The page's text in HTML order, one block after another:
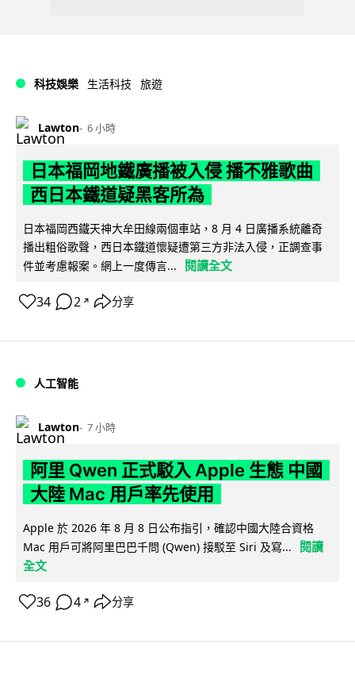
科技娛樂 生活科技 旅遊
Lawton 6 小時
日本福岡地鐵廣播被入侵 播不雅歌曲
西日本鐵道疑黑客所為
日本福岡西鐵天神大牟田線兩個車站，8 月 4 日廣播系統離奇
播出粗俗歌聲，西日本鐵道懷疑遭第三方非法入侵，正調查事
件並考慮報案。網上一度傳言...
閱讀全文
34 2 ↗ 分享
人工智能
Lawton 7 小時
阿里 Qwen 正式駁入 Apple 生態 中國
大陸 Mac 用戶率先使用
Apple 於 2026 年 8 月 8 日公布指引，確認中國大陸合資格
Mac 用戶可將阿里巴巴千問 (Qwen) 接駁至 Siri 及寫...
閱讀
全文
36 4 ↗ 分享